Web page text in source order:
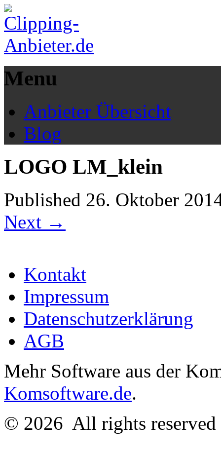
Menu
Anbieter Übersicht
Blog
LOGO LM_klein
Published 26. Oktober
Next →
Kontakt
Impressum
Datenschutzerklärung
AGB
Mehr Software aus der
Komsoftware.de.
© 2026 All rights